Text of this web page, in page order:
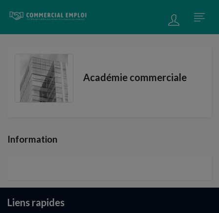
Académie commerciale
Information
Liens rapides